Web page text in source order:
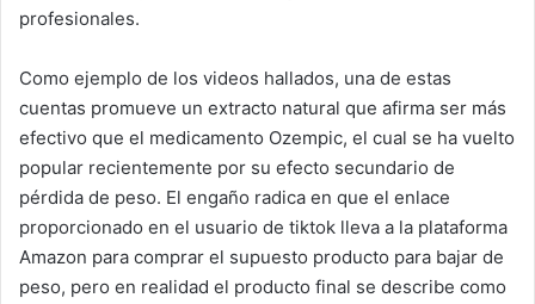
profesionales.
Como ejemplo de los videos hallados, una de estas
cuentas promueve un extracto natural que afirma ser más
efectivo que el medicamento Ozempic, el cual se ha vuelto
popular recientemente por su efecto secundario de
pérdida de peso. El engaño radica en que el enlace
proporcionado en el usuario de tiktok lleva a la plataforma
Amazon para comprar el supuesto producto para bajar de
peso, pero en realidad el producto final se describe como